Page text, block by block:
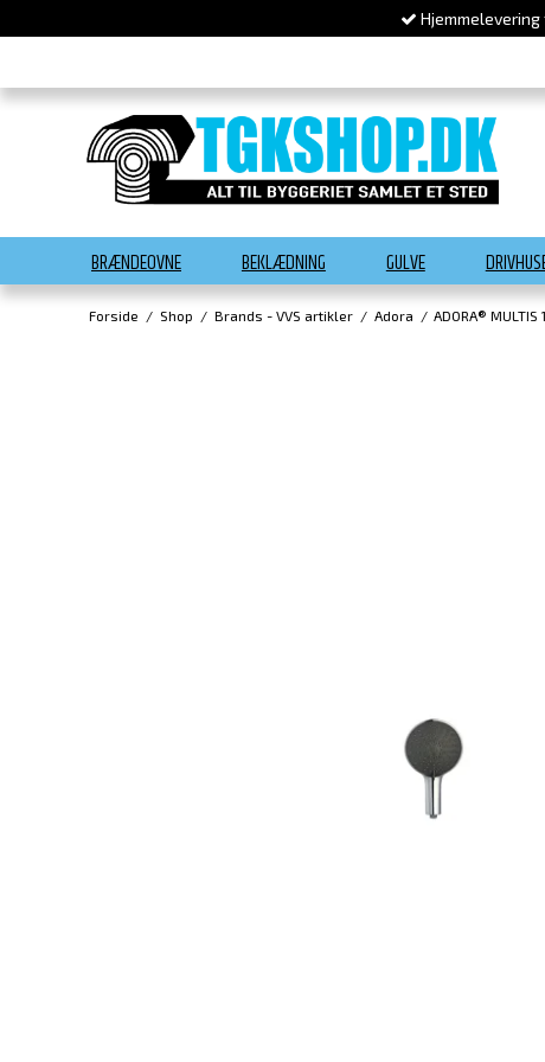
Hjemmelevering
BRÆNDEOVNE BEKLÆDNING GULVE
Forside / Shop / Brands - VVS artikler / Adora / ADORA® MULTIS